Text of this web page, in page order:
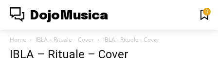
DojoMusica 0
Home IBLA – Rituale – Cover IBLA - Rituale - Cover
IBLA – Rituale – Cover